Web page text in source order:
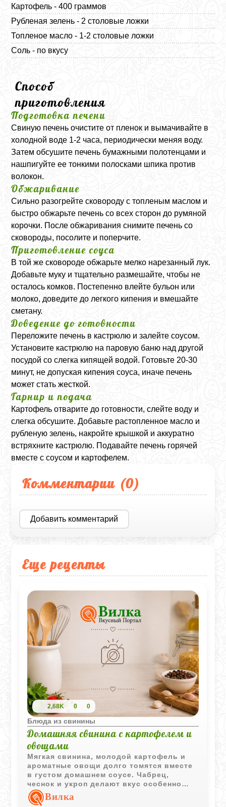
Картофель - 400 граммов
Рубленая зелень - 2 столовые ложки
Топленое масло - 1-2 столовые ложки
Соль - по вкусу
Способ
приготовления
Подготовка печени
Свиную печень очистите от пленок и вымачивайте в
холодной воде 1-2 часа, периодически меняя воду.
Затем обсушите печень бумажными полотенцами и
нашпигуйте ее тонкими полосками шпика против
волокон.
Обжаривание
Сильно разогрейте сковороду с топленым маслом и
быстро обжарьте печень со всех сторон до румяной
корочки. После обжаривания снимите печень со
сковороды, посолите и поперчите.
Приготовление соуса
В той же сковороде обжарьте мелко нарезанный лук.
Добавьте муку и тщательно размешайте, чтобы не
осталось комков. Постепенно влейте бульон или
молоко, доведите до легкого кипения и вмешайте
сметану.
Доведение до готовности
Переложите печень в кастрюлю и залейте соусом.
Установите кастрюлю на паровую баню над другой
посудой со слегка кипящей водой. Готовьте 20-30
минут, не допуская кипения соуса, иначе печень
может стать жесткой.
Гарнир и подача
Картофель отварите до готовности, слейте воду и
слегка обсушите. Добавьте растопленное масло и
рубленую зелень, накройте крышкой и аккуратно
встряхните кастрюлю. Подавайте печень горячей
вместе с соусом и картофелем.
Комментарии (0)
Добавить комментарий
Еще рецепты
2,68K 0 0
Блюда из свинины
Домашняя свинина с картофелем и
овощами
Мягкая свинина, молодой картофель и
ароматные овощи долго томятся вместе
в густом домашнем соусе. Чабрец,
чеснок и укроп делают вкус особенно
насыщенным и уютным.
Вилка